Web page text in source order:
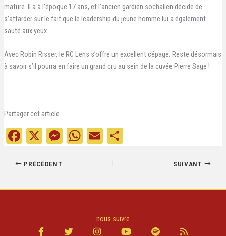
mature. Il a à l’époque 17 ans, et l’ancien gardien sochalien décide de
s’attarder sur le fait que le leadership du jeune homme lui a également
sauté aux yeux.
Avec Robin Risser, le RC Lens s’offre un excellent cépage. Reste désormais
à savoir s’il pourra en faire un grand cru au sein de la cuvée Pierre Sage !
Partager cet article
Fa
bo
X M W E
Pa
PRÉCÉDENT SUIVANT
nous suivre